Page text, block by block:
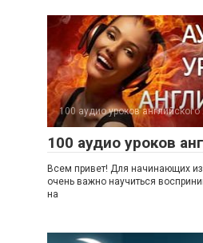
100 аудио уроков английского
100 аудио уроков
Всем привет! Для начинающих
очень важно научиться
на